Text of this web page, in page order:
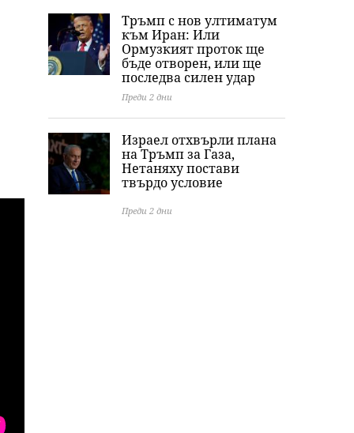
Тръмп с нов ултиматум
към Иран: Или
Ормузкият проток ще
бъде отворен, или ще
последва силен удар
Преди 2 дни
Израел отхвърли плана
на Тръмп за Газа,
Нетаняху постави
твърдо условие
Преди 2 дни